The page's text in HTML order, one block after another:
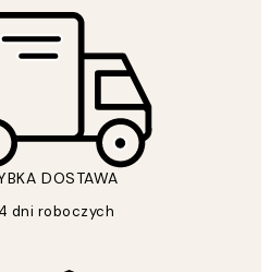
DOSTAWA
dni roboczych